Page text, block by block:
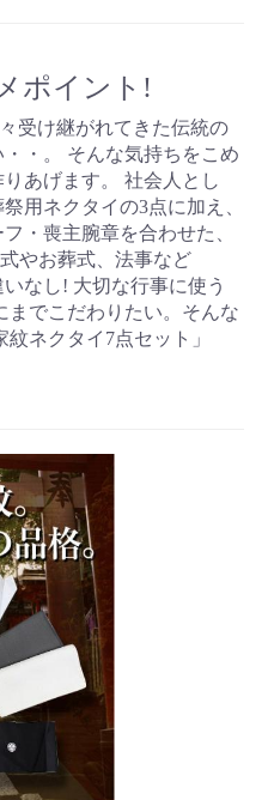
ポイント!
受け継がれてきた伝統の
・・。 そんな気持ちをこめ
あげます。 社会人とし
用ネクタイの3点に加え、
・喪主腕章を合わせた、
やお葬式、法事など
なし! 大切な行事に使う
までこだわりたい。そんな
紋ネクタイ7点セット」